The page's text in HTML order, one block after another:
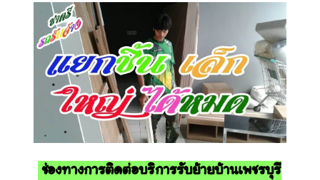
ช่องทางการติดต่อบริการรับย้ายบ้านเพชรบุรี